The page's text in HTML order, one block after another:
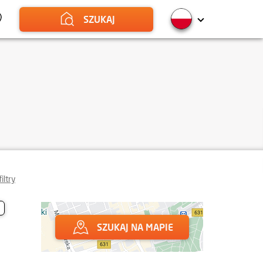
SZUKAJ
SZUKAJ NA MAPIE